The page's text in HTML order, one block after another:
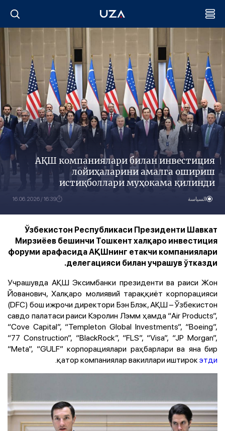
АҚШ компаниялари билан инвестиция
лойиҳаларини амалга ошириш
истиқболлари муҳокама қилинди
السياسة 16:39 / 16.06.2026
Ўзбекистон Республикаси Президенти Шавкат
Мирзиёев бешинчи Тошкент халқаро инвестиция
форуми арафасида АҚШнинг етакчи компаниялари
делегацияси билан учрашув ўтказди.
Учрашувда АҚШ Эксимбанки президенти ва раиси Жон
Йованович, Халқаро молиявий тараққиёт корпорацияси
(DFC) бош ижрочи директори Бэн Блэк, АҚШ – Ўзбекистон
савдо палатаси раиси Кэролин Лэмм ҳамда “Air Products”,
“Cove Capital”, “Templeton Global Investments”, “Boeing”,
“77 Construction”, “BlackRock”, “FLS”, “Visa”, “JP Morgan”,
“Meta”, “GULF” корпорациялари раҳбарлари ва яна бир
қатор компаниялар вакиллари иштирокэтди
.